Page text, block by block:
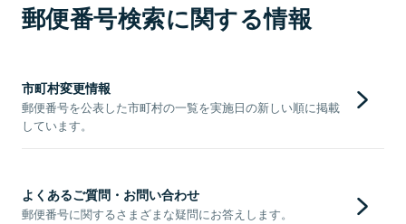
郵便番号検索に関する情報
市町村変更情報
郵便番号を公表した市町村の一覧を実施日の新しい順に掲載
しています。
よくあるご質問・お問い合わせ
郵便番号に関するさまざまな疑問にお答えします。